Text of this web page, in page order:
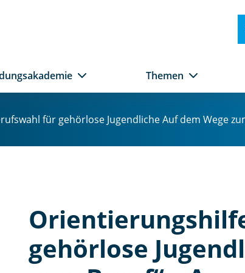
Themen
für gehörlose Jugendliche Auf dem Wege
gehörlose